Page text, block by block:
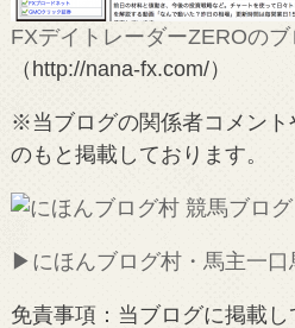
FXデイトレーダーZEROのブ
（http://nana-fx.com/）
※当ブログの関係者コメント
のもと掲載しております。
▶︎にほんブログ村・馬主一口
免責事項：当ブログに掲載